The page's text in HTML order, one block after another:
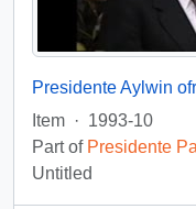
Item · 1993-10
Part of Presidente
Untitled